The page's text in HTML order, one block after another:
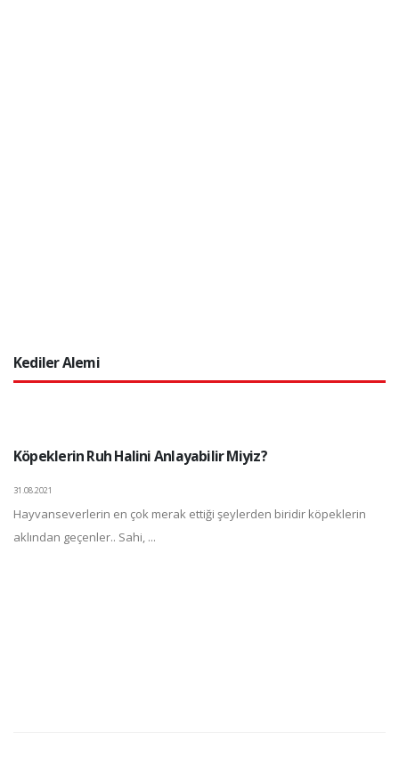
Kediler Alemi
Köpeklerin Ruh Halini Anlayabilir Miyiz?
31.08.2021
Hayvanseverlerin en çok merak ettiği şeylerden biridir köpeklerin
aklından geçenler.. Sahi, ...